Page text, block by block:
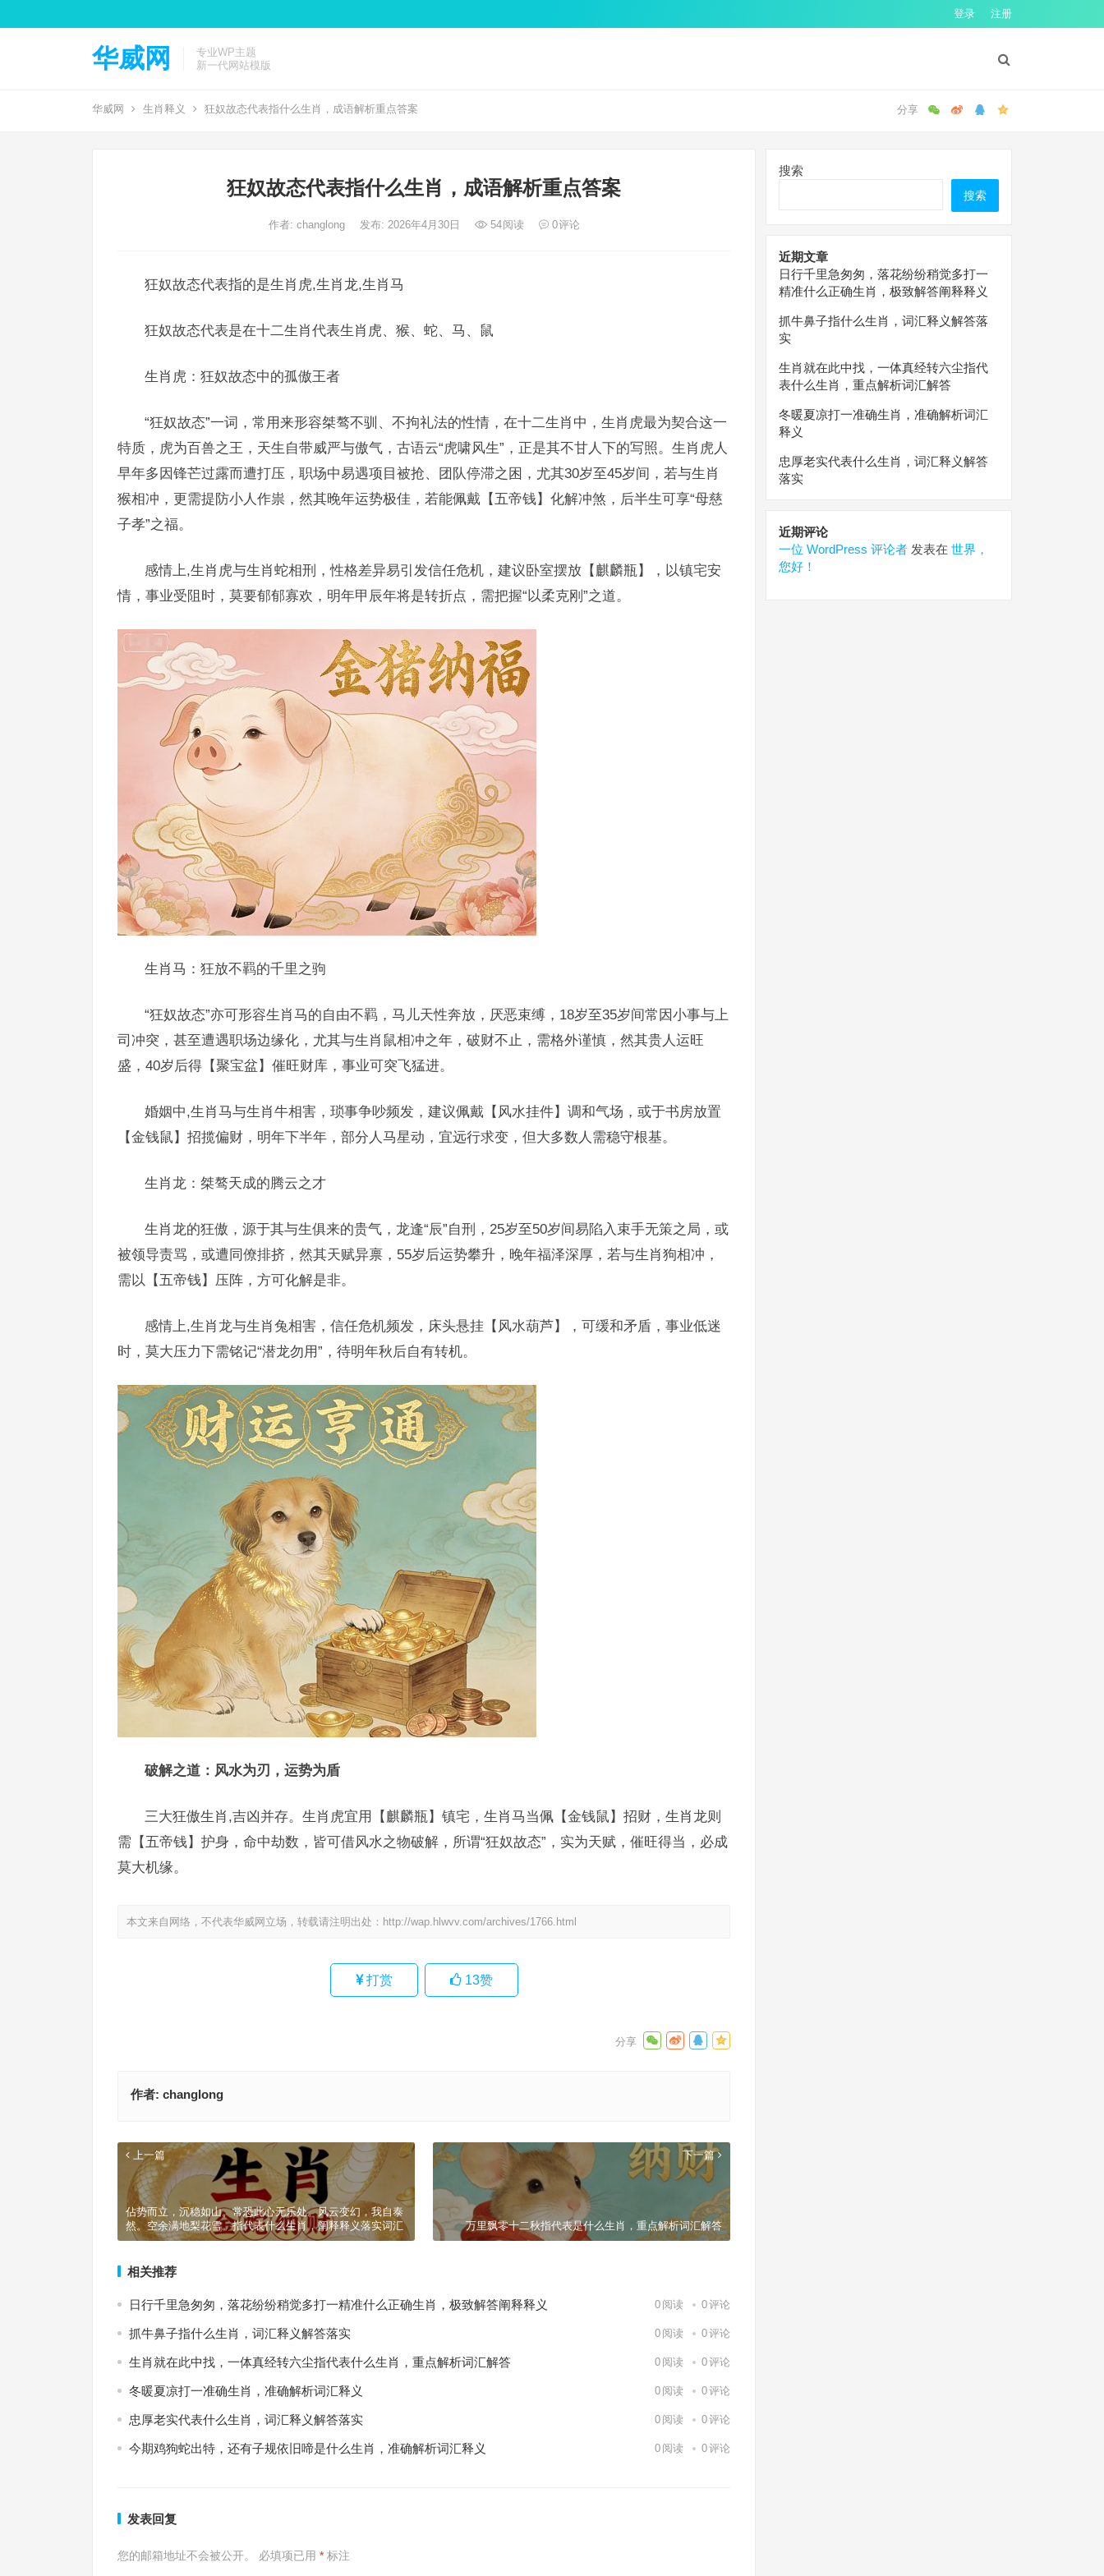
登录 注册
华威网
专业WP主题
新一代网站模版
华威网 生肖释义 狂奴故态代表指什么生肖，成语解析重点答案
狂奴故态代表指什么生肖，成语解析重点答案
作者: changlong 发布: 2026年4月30日 54阅读 0评论
狂奴故态代表指的是生肖虎,生肖龙,生肖马
狂奴故态代表是在十二生肖代表生肖虎、猴、蛇、马、鼠
生肖虎：狂奴故态中的孤傲王者
“狂奴故态”一词，常用来形容桀骜不驯、不拘礼法的性情，在十二生肖中，生肖虎最为契合这一
特质，虎为百兽之王，天生自带威严与傲气，古语云“虎啸风生”，正是其不甘人下的写照。生肖虎人
早年多因锋芒过露而遭打压，职场中易遇项目被抢、团队停滞之困，尤其30岁至45岁间，若与生肖
猴相冲，更需提防小人作祟，然其晚年运势极佳，若能佩戴【五帝钱】化解冲煞，后半生可享“母慈
子孝”之福。
感情上,生肖虎与生肖蛇相刑，性格差异易引发信任危机，建议卧室摆放【麒麟瓶】，以镇宅安
情，事业受阻时，莫要郁郁寡欢，明年甲辰年将是转折点，需把握“以柔克刚”之道。
生肖马：狂放不羁的千里之驹
“狂奴故态”亦可形容生肖马的自由不羁，马儿天性奔放，厌恶束缚，18岁至35岁间常因小事与上
司冲突，甚至遭遇职场边缘化，尤其与生肖鼠相冲之年，破财不止，需格外谨慎，然其贵人运旺
盛，40岁后得【聚宝盆】催旺财库，事业可突飞猛进。
婚姻中,生肖马与生肖牛相害，琐事争吵频发，建议佩戴【风水挂件】调和气场，或于书房放置
【金钱鼠】招揽偏财，明年下半年，部分人马星动，宜远行求变，但大多数人需稳守根基。
生肖龙：桀骜天成的腾云之才
生肖龙的狂傲，源于其与生俱来的贵气，龙逢“辰”自刑，25岁至50岁间易陷入束手无策之局，或
被领导责骂，或遭同僚排挤，然其天赋异禀，55岁后运势攀升，晚年福泽深厚，若与生肖狗相冲，
需以【五帝钱】压阵，方可化解是非。
感情上,生肖龙与生肖兔相害，信任危机频发，床头悬挂【风水葫芦】，可缓和矛盾，事业低迷
时，莫大压力下需铭记“潜龙勿用”，待明年秋后自有转机。
破解之道：风水为刃，运势为盾
三大狂傲生肖,吉凶并存。生肖虎宜用【麒麟瓶】镇宅，生肖马当佩【金钱鼠】招财，生肖龙则
需【五帝钱】护身，命中劫数，皆可借风水之物破解，所谓“狂奴故态”，实为天赋，催旺得当，必成
莫大机缘。
本文来自网络，不代表华威网立场，转载请注明出处： http://wap.hlwvv.com/archives/1766.html
打赏 13赞
作者: changlong
上一篇
佔势而立，沉稳如山。常恐此心无乐处。风云变幻，我自泰
然。空余满地梨花雪。指代表什么生肖，阐释释义落实词汇
下一篇
万里飘零十二秋指代表是什么生肖，重点解析词汇解答
相关推荐
日行千里急匆匆，落花纷纷稍觉多打一精准什么正确生肖，极致解答阐释释义 0 阅读 0评论
抓牛鼻子指什么生肖，词汇释义解答落实 0 阅读 0评论
生肖就在此中找，一体真经转六尘指代表什么生肖，重点解析词汇解答 0 阅读 0评论
冬暖夏凉打一准确生肖，准确解析词汇释义 0 阅读 0评论
忠厚老实代表什么生肖，词汇释义解答落实 0 阅读 0评论
今期鸡狗蛇出特，还有子规依旧啼是什么生肖，准确解析词汇释义 0 阅读 0评论
发表回复
您的邮箱地址不会被公开。 必填项已用 * 标注
搜索
搜索
近期文章
日行千里急匆匆，落花纷纷稍觉多打一
精准什么正确生肖，极致解答阐释释义
抓牛鼻子指什么生肖，词汇释义解答落
实
生肖就在此中找，一体真经转六尘指代
表什么生肖，重点解析词汇解答
冬暖夏凉打一准确生肖，准确解析词汇
释义
忠厚老实代表什么生肖，词汇释义解答
落实
近期评论
一位 WordPress 评论者 发表在 世界，
您好！